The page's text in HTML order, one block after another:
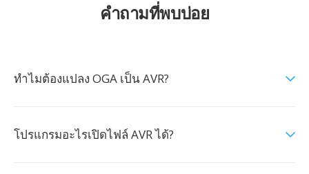
คำถามที่พบบ่อย
ทำไมต้องแปลง OGA เป็น AVR?
โปรแกรมอะไรเปิดไฟล์ AVR ได้?